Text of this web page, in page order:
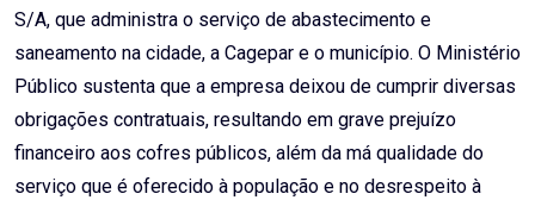
S/A, que administra o serviço de abastecimento e
saneamento na cidade, a Cagepar e o município. O Ministério
Público sustenta que a empresa deixou de cumprir diversas
obrigações contratuais, resultando em grave prejuízo
financeiro aos cofres públicos, além da má qualidade do
serviço que é oferecido à população e no desrespeito à